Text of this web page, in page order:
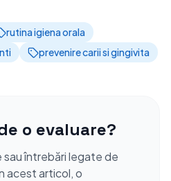
rutina igiena orala
prevenire carii si gingivita
o evaluare?
sau întrebări legate de
acest articol, o